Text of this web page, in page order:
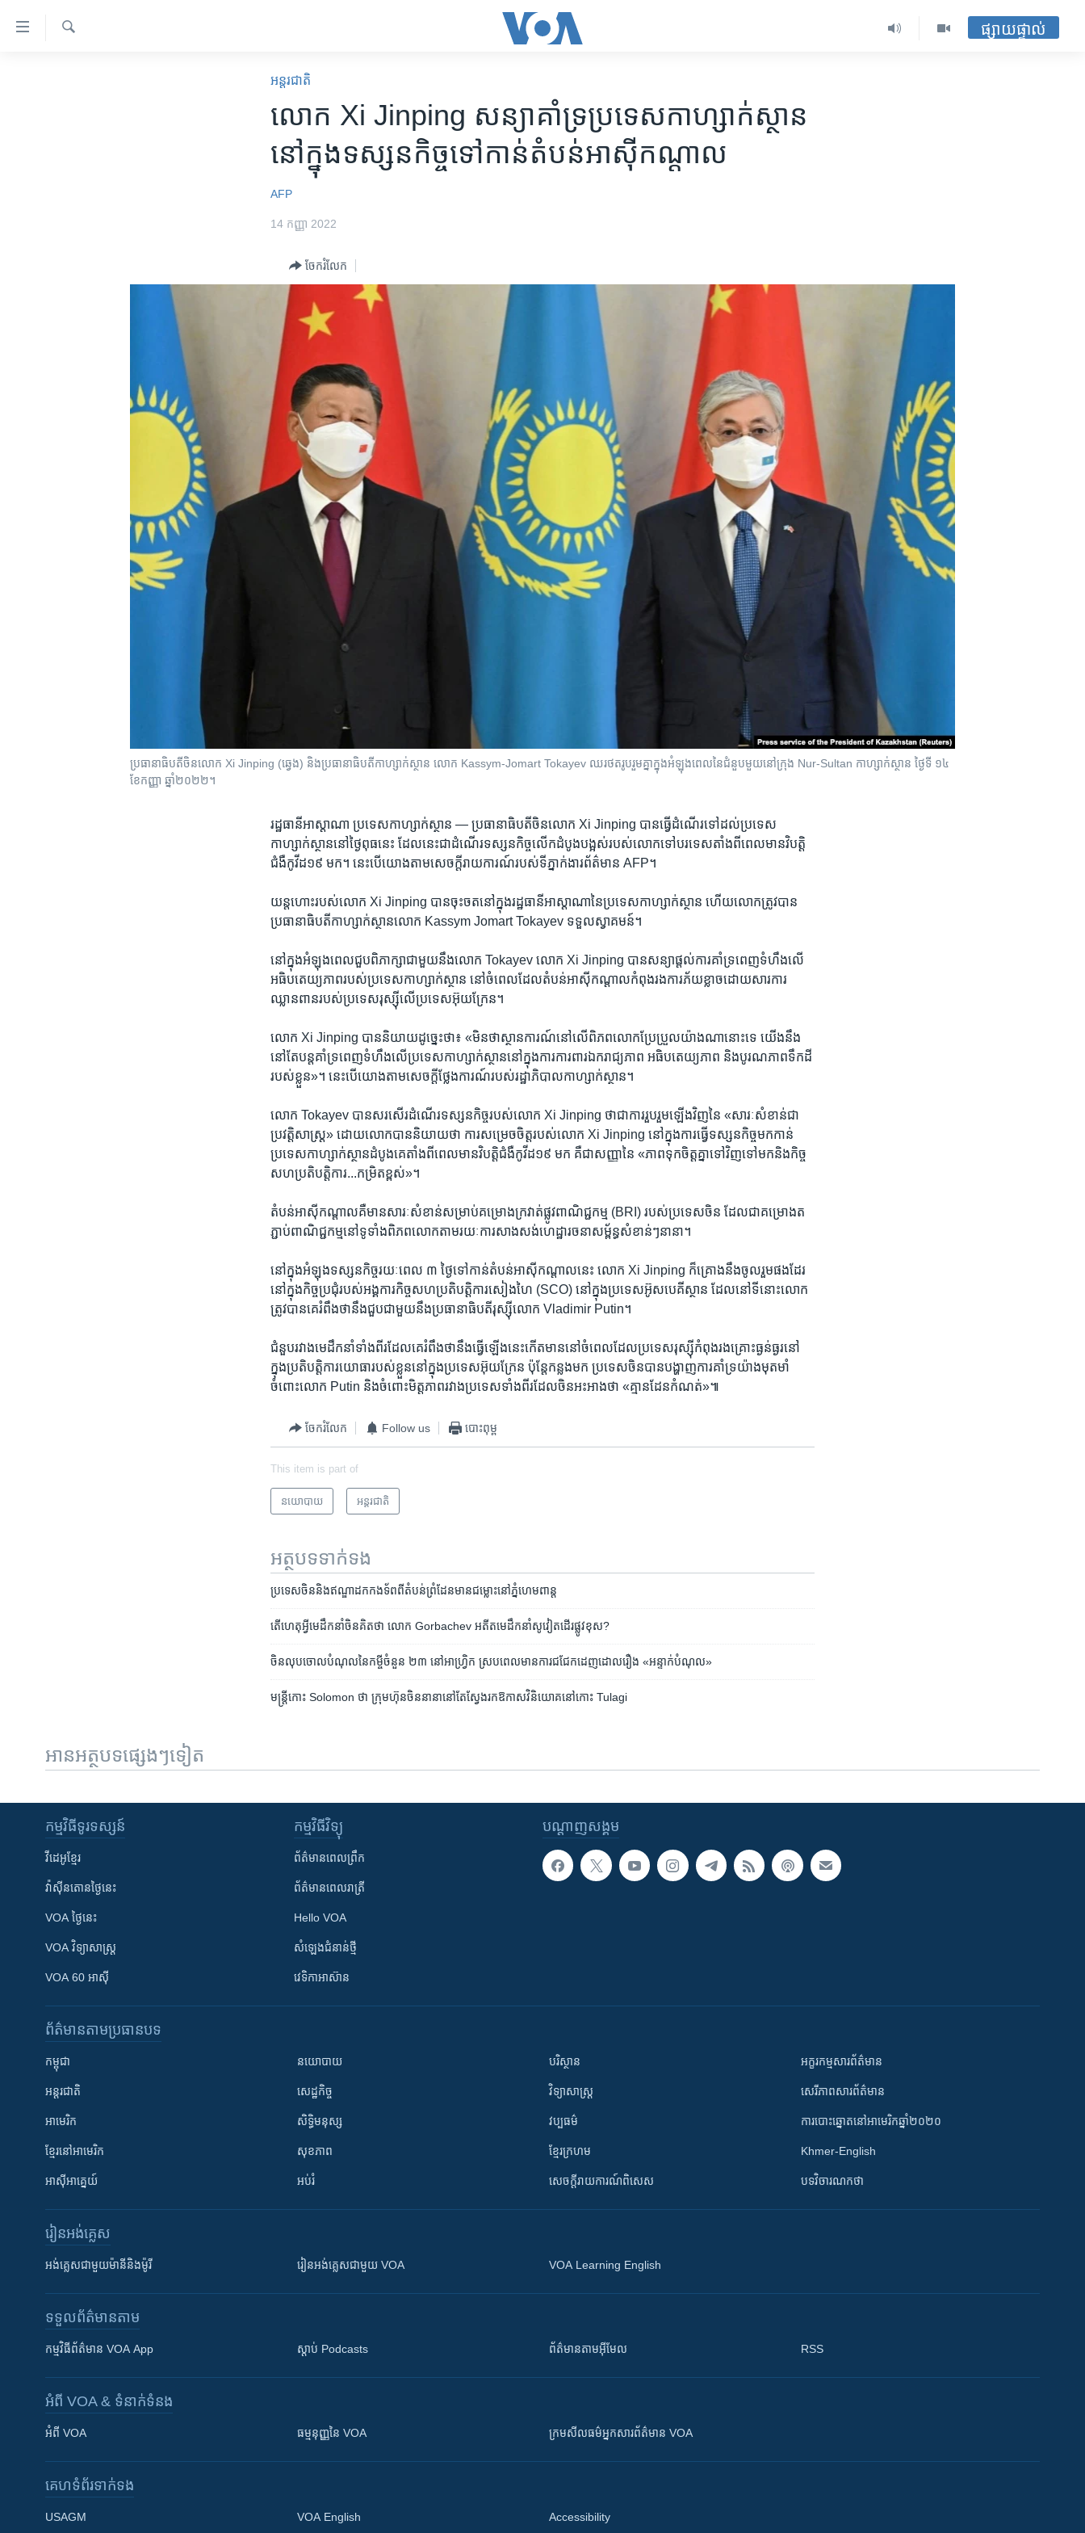
ទៅ​
ផ្សាយផ្ទាល់
អន្តរជាតិ
លោក Xi Jinping សន្យា​គាំទ្រ​ប្រទេស​កាហ្សាក់ស្ថាន​
នៅ​ក្នុង​ទស្សនកិច្ច​ទៅ​កាន់​តំបន់​អាស៊ី​កណ្ដាល
AFP
14 កញ្ញា 2022
ចែករំលែក
ប្រធានាធិបតី​ចិន​លោក Xi Jinping (ឆ្វេង) និង​ប្រធានាធិបតី​កាហ្សាក់ស្ថាន លោក Kassym-Jomart Tokayev ឈរ​ថតរូប​រួម​គ្នា​ក្នុង​អំឡុងពេល​នៃ​ជំនួប​មួយ​នៅ​ក្រុង Nur-Sultan កាហ្សាក់ស្ថាន ថ្ងៃទី ១៤
ខែកញ្ញា ឆ្នាំ២០២២។
រដ្ឋធានី​អាស្ដាណា ប្រទេស​កាហ្សាក់ស្ថាន —ប្រធានាធិបតី​ចិន​លោក Xi Jinping បាន​ធ្វើ​ដំណើរ​ទៅ​ដល់​ប្រទេស​
កាហ្សាក់ស្ថាន​នៅ​ថ្ងៃ​ពុធ​នេះ ដែល​នេះ​ជា​ដំណើរ​ទស្សនកិច្ច​លើក​ដំបូង​បង្អស់​របស់​លោក​ទៅ​បរទេស​តាំងពី​ពេល​មាន​វិបត្តិ​
ជំងឺ​កូវីដ១៩ មក។ នេះ​បើ​យោង​តាម​សេចក្ដី​រាយការណ៍​របស់​ទីភ្នាក់ងារ​ព័ត៌មាន AFP។
យន្តហោះ​របស់​លោក Xi Jinping បាន​ចុះ​ចត​នៅ​ក្នុង​រដ្ឋធានី​អាស្ដាណា​នៃ​ប្រទេស​កាហ្សាក់ស្ថាន ហើយ​លោក​ត្រូវ​បាន​
ប្រធានាធិបតី​កាហ្សាក់ស្ថាន​លោក Kassym Jomart Tokayev ទទួល​ស្វាគមន៍។
នៅ​ក្នុង​អំឡុង​ពេល​ជួប​ពិភាក្សា​ជាមួយ​នឹង​លោក Tokayev លោក Xi Jinping បាន​សន្យា​ផ្ដល់​ការ​គាំទ្រ​ពេញ​ទំហឹង​លើ​
អធិបតេយ្យភាព​របស់​ប្រទេស​កាហ្សាក់ស្ថាន នៅ​ចំ​ពេល​ដែល​តំបន់​អាស៊ី​កណ្ដាល​កំពុង​រង​ការ​ភ័យខ្លាច​ដោយសារ​ការ​
ឈ្លានពាន​របស់​ប្រទេស​រុស្ស៊ី​លើ​ប្រទេស​អ៊ុយក្រែន។
លោក Xi Jinping បាន​និយាយ​ដូច្នេះ​ថា៖ «មិន​ថា​ស្ថានការណ៍​នៅ​លើ​ពិភពលោក​ប្រែប្រួល​យ៉ាង​ណា​នោះ​ទេ យើង​នឹង​
នៅតែ​បន្ត​គាំទ្រ​ពេញ​ទំហឹង​លើ​ប្រទេស​កាហ្សាក់ស្ថាន​នៅ​ក្នុង​ការ​ការពារ​ឯករាជ្យភាព អធិបតេយ្យភាព និង​បូរណភាព​ទឹកដី​
របស់​ខ្លួន»។ នេះ​បើ​យោង​តាម​សេចក្ដី​ថ្លែងការណ៍​របស់​រដ្ឋាភិបាល​កាហ្សាក់ស្ថាន។
លោក Tokayev បាន​សរសើរ​ដំណើរ​ទស្សនកិច្ច​របស់​លោក Xi Jinping ថា​ជា​ការ​រួបរួម​ឡើង​វិញ​នៃ «សារៈសំខាន់​ជា​
ប្រវត្តិសាស្ត្រ» ដោយ​លោក​បាន​និយាយ​ថា ការ​សម្រេច​ចិត្ត​របស់​លោក Xi Jinping នៅ​ក្នុង​ការ​ធ្វើ​ទស្សនកិច្ច​មក​កាន់​
ប្រទេស​កាហ្សាក់ស្ថាន​ដំបូង​គេ​តាំងពី​ពេល​មាន​វិបត្តិ​ជំងឺ​កូវីដ១៩ មក គឺ​ជា​សញ្ញា​នៃ «ភាព​ទុកចិត្ត​គ្នា​ទៅ​វិញ​ទៅ​មក​និង​កិច្ច​
សហប្រតិបត្តិការ...កម្រិត​ខ្ពស់»។
តំបន់​អាស៊ី​កណ្ដាល​គឺ​មាន​សារៈសំខាន់​សម្រាប់​គម្រោង​ក្រវាត់​ផ្លូវ​ពាណិជ្ជកម្ម (BRI) របស់​ប្រទេស​ចិន ដែល​ជា​គម្រោង​ត​
ភ្ជាប់​ពាណិជ្ជកម្ម​នៅ​ទូទាំង​ពិភពលោក​តាម​រយៈ​ការ​សាងសង់​ហេដ្ឋារចនាសម្ព័ន្ធ​សំខាន់ៗ​នានា។
នៅ​ក្នុង​អំឡុង​ទស្សនកិច្ច​រយៈពេល ៣ ថ្ងៃ​ទៅ​កាន់​តំបន់​អាស៊ី​កណ្ដាល​នេះ លោក Xi Jinping ក៏​គ្រោង​នឹង​ចូលរួម​ផង​ដែរ​
នៅ​ក្នុង​កិច្ច​ប្រជុំ​របស់​អង្គការ​កិច្ច​សហប្រតិបត្តិការ​សៀងហៃ (SCO) នៅ​ក្នុង​ប្រទេស​អ៊ូសបេគីស្ថាន ដែល​នៅ​ទីនោះ​លោក​
ត្រូវ​បាន​គេ​រំពឹង​ថា​នឹង​ជួប​ជាមួយ​នឹង​ប្រធានាធិបតី​រុស្ស៊ី​លោក Vladimir Putin។
ជំនួប​រវាង​មេដឹកនាំ​ទាំង​ពីរ​ដែល​គេ​រំពឹង​ថា​នឹង​ធ្វើ​ឡើង​នេះ​កើត​មាន​នៅ​ចំ​ពេល​ដែល​ប្រទេស​រុស្ស៊ី​កំពុង​រងគ្រោះ​ធ្ងន់ធ្ងរ​នៅ​
ក្នុង​ប្រតិបត្តិការ​យោធា​របស់​ខ្លួន​នៅ​ក្នុង​ប្រទេស​អ៊ុយក្រែន ប៉ុន្តែ​កន្លង​មក ប្រទេស​ចិន​បាន​បង្ហាញ​ការ​គាំទ្រ​យ៉ាង​មុតមាំ​
ចំពោះ​លោក Putin និង​ចំពោះ​មិត្តភាព​រវាង​ប្រទេស​ទាំង​ពីរ​ដែល​ចិន​អះអាង​ថា «គ្មាន​ដែន​កំណត់»៕
ចែករំលែក Follow us បោះពុម្ព
This item is part of
នយោបាយ អន្តរជាតិ
អត្ថបទ​ទាក់ទង
ប្រទេសចិន​និង​ឥណ្ឌា​ដក​កងទ័ព​ពី​តំបន់​ព្រំដែន​មាន​ជម្លោះ​នៅ​ភ្នំ​ហេមពាន្ត
តើ​ហេតុអ្វី​មេដឹកនាំ​ចិន​គិត​ថា លោក Gorbachev អតីត​មេដឹកនាំ​សូវៀត​ដើរ​ផ្លូវ​ខុស?
ចិន​លុប​ចោល​បំណុល​នៃ​កម្ចី​ចំនួន ២៣ នៅ​អាហ្វ្រិក ស្រប​ពេល​មាន​ការ​ជជែក​ដេញដោល​រឿង «អន្ទាក់​បំណុល»
មន្រ្តី​កោះ​ Solomon ថា ក្រុមហ៊ុន​ចិន​នានា​នៅ​តែ​ស្វែងរក​ឱកាស​វិនិយោគ​នៅ​កោះ Tulagi
អានអត្ថបទផ្សេងៗទៀត
បណ្តាញ​សង្គម
កម្មវិធី​ទូរទស្សន៍
វីដេអូ​ខ្មែរ
វ៉ាស៊ីនតោន​ថ្ងៃ​នេះ
VOA ថ្ងៃនេះ
VOA ​វិទ្យាសាស្ត្រ
VOA 60 អាស៊ី
កម្មវិធី​វិទ្យុ
ព័ត៌មាន​ពេល​ព្រឹក
ព័ត៌មាន​​ពេល​រាត្រី
Hello VOA
សំឡេង​ជំនាន់​ថ្មី
វេទិកា​អាស៊ាន
ព័ត៌មាន​តាមប្រធានបទ​
កម្ពុជា
អន្តរជាតិ
អាមេរិក
ខ្មែរ​នៅអាមេរិក
អាស៊ីអាគ្នេយ៍
នយោបាយ
សេដ្ឋកិច្ច
សិទ្ធិមនុស្ស
សុខភាព
អប់រំ
បរិស្ថាន
វិទ្យាសាស្រ្ត
វប្បធម៌
ខ្មែរក្រហម
សេចក្តីរាយការណ៍ពិសេស
អក្ខរកម្មសារព័ត៌មាន
សេរីភាពសារព័ត៌មាន
ការបោះឆ្នោតនៅអាមេរិកឆ្នាំ២០២០
Khmer-English
បទវិចារណកថា
រៀន​​អង់គ្លេស
អង់គ្លេស​ជាមួយ​ម៉ានី​និង​ម៉ូរី រៀន​​​​​​អង់គ្លេស​​ជាមួយ VOA VOA Learning English
ទទួល​ព័ត៌មាន​តាម
កម្មវិធី​ព័ត៌មាន VOA App ស្តាប់ Podcasts ព័ត៌មាន​តាម​អ៊ីមែល RSS
អំពី​ VOA & ទំនាក់ទំនង
អំពី​ VOA ធម្មនុញ្ញ​នៃ VOA ក្រម​​​សីលធម៌​​​អ្នក​​​សារព័ត៌មាន VOA
គេហទំព័រ​​ទាក់ទង
USAGM VOA English Accessibility